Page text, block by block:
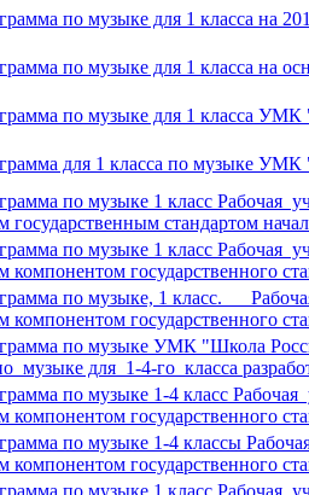
по музыке для 1 класса на
по музыке для 1 класса на
по музыке для 1 класса
для 1 класса по музыке
по музыке 1 класс Рабочая
государственным стандартом
по музыке 1 класс Рабочая
компонентом государственного
по музыке, 1 класс.
компонентом государственного
по музыке УМК "Школа
музыке для 1-4-го класса
по музыке 1-4 класс
компонентом государственного
по музыке 1-4 классы
компонентом государственного